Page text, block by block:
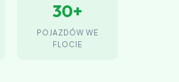
30+
POJAZDÓW WE
FLOCIE